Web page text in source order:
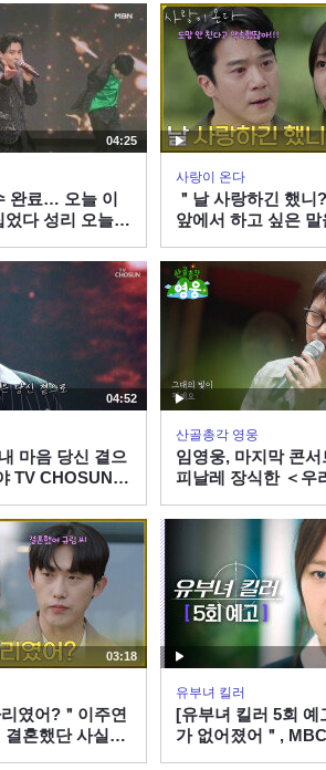
KBS 260808 방송
04:25
완료… 오늘 이
었다 성리 오늘
사랑이 온다
＂날 사랑하긴 했니
앞에서 하고 싶은 말
260808 방송
04:52
마음 당신 곁으
TV CHOSUN
산골총각 영웅
임영웅, 마지막 콘
피날레 장식한 ＜우
03:18
였어?＂이주연
혼했단 사실을
유부녀 킬러
[유부녀 킬러 5회 예
가 없어졌어＂,